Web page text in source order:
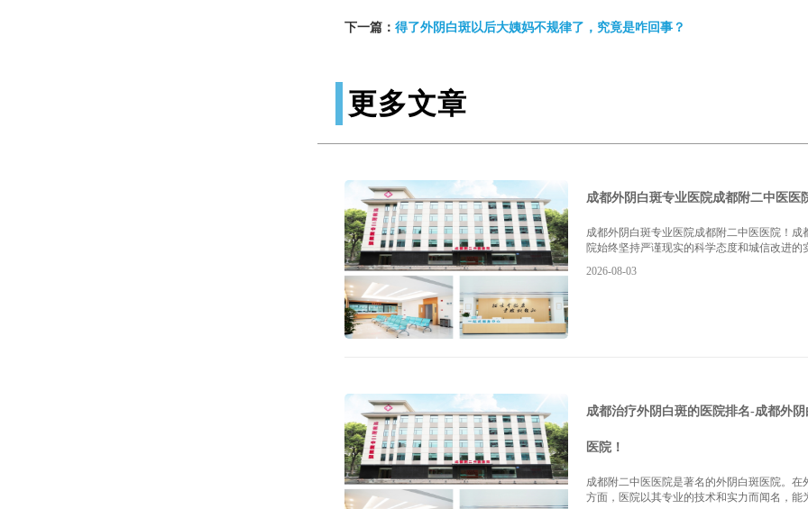
下一篇： 得了外阴白斑以后大姨妈不规律了，究竟是咋回事？
更多文章
成都外阴白斑专业医院成都附二中医医
成都外阴白斑专业医院成都附二中医医院！成
院始终坚持严谨现实的科学态度和城信改进
2026-08-03
成都治疗外阴白斑的医院排名-成都外
医院！
成都附二中医医院是著名的外阴白斑医院。在
方面，医院以其专业的技术和实力而闻名，